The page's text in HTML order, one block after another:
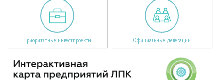
Приоритетные инвестпроекты Официальные делегации